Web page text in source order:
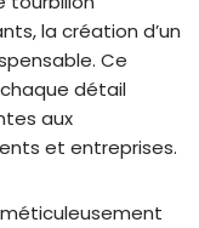
la création d’un
Ce
détail
aux
et entreprises.